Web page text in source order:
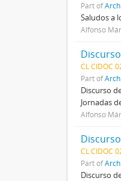
Part of
Saludos a
Alfonso
CL CIDOC
Part of
Discurso
Jornadas
Alfonso
CL CIDOC
Part of
Discurso